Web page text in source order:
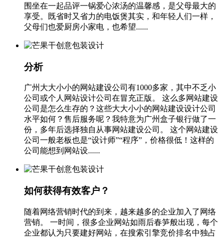
围坐在一起品评一锅爱心浓汤的温馨感，是父母最大的
享受。既省时又省力的电饭煲其实，和年轻人们一样，
父母们也爱厨房小家电，也希望......
分析
广州大大小小的网站建设公司有1000多家，其中不乏小
公司或个人网站设计公司在冒充正版。 这么多网站建设
公司是怎么生存的？这些大大小小的网站建设设计公司
水平如何？售后服务呢？我特意为广州盒子银行做了一
份，多年后选择独自从事网站建设公司。 这个网站建设
公司一般老板也是“设计师”“程序”，价格很低！这样的
公司能想到网站设......
如何获得有效客户？
随着网络营销时代的到来，越来越多的企业加入了网络
营销。 一时间，很多企业网站如雨后春笋般出现，每个
企业都认为只要建好网站，在搜索引擎竞价排名中独占